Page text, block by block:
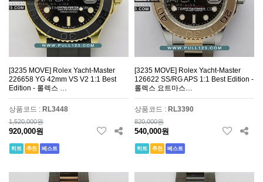
[3235 MOVE] Rolex Yacht-Master
226658 YG 42mm VS V2 1:1 Best
Edition - 롤렉스 …
상품코드 : RL3448
1,520,000원
920,000원
히트 추천 베스트
[3235 MOVE] Rolex Yacht-Master
126622 SS/RG APS 1:1 Best Edition -
롤렉스 요트마스…
상품코드 : RL3390
820,000원
540,000원
히트 추천 베스트